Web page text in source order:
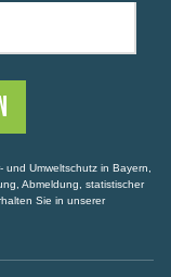
Adresse
Umweltschutz in Bayern,
Abmeldung, statistischer
Sie in unserer